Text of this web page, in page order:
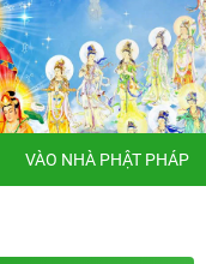
VÀO NHÀ PHẬT PHÁP